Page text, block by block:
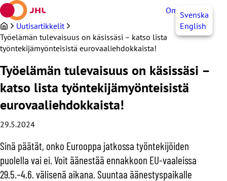
Siirry
sisältöön
OmaJHLSvenska
English
Uutisartikkelit
Työelämän tulevaisuus on käsissäsi – katso lista
työntekijämyönteisistä eurovaaliehdokkaista!
Työelämän tulevaisuus on käsissäsi –
katso lista työntekijämyönteisistä
eurovaaliehdokkaista!
29.5.2024
Sinä päätät, onko Eurooppa jatkossa työntekijöiden
puolella vai ei. Voit äänestää ennakkoon EU-vaaleissa
29.5.–4.6. välisenä aikana. Suuntaa äänestyspaikalle